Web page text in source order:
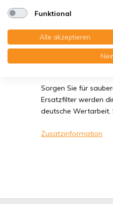
Sie erhalten:5x
Lesen Sie die
Erstklassige
Sorgen Sie für
Ersatzfilter werden
deutsche Wertarbeit.
Zusatzinformation
Funktional
Alle akzeptieren